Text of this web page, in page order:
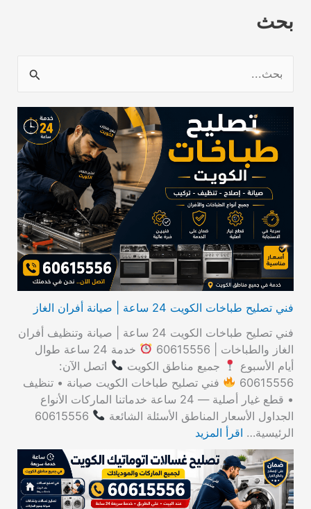
بحث
فني تصليح طباخات الكويت 24 ساعة | صيانة أفران الغاز
فني تصليح طباخات الكويت 24 ساعة | صيانة وتنظيف أفران
الغاز والطباخات | 60615556
خدمة 24 ساعة طوال
أيام الأسبوع
جميع مناطق الكويت
اتصل الآن:
60615556
فني تصليح طباخات الكويت صيانة • تنظيف
• قطع غيار أصلية — 24 ساعة خدماتنا الماركات الأنواع
الجداول الأسعار المناطق الأسئلة الشائعة
60615556
الرئيسية… اقرأ المزيد